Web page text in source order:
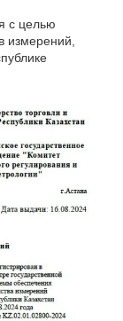
с целью
измерений,